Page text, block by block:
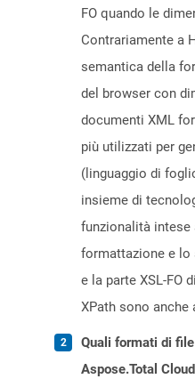
FO quando le
Contrariamente a
semantica della
del browser con
documenti XML
più utilizzati per
(linguaggio di
insieme di
funzionalità intese
formattazione e lo
e la parte XSL-FO
XPath sono anche
Quali formati di
Aspose.Total